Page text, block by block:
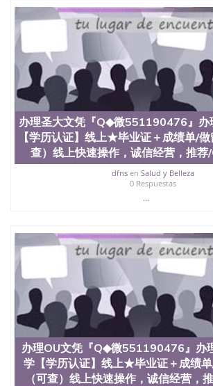
University）圣何塞州立大学学位证（
University）圣何塞州立大学学位证（
University）圣何塞州立大学结业证（
University）圣何塞州立大学结业证（
University）圣何塞州立大学结业证（
University）圣何塞州立大学学位证（
University）圣何塞州立大学学位证（
University）圣何塞州立大学学历证书（
State University）圣何塞州立大学学历
Jose State University）圣何塞州立大
（San Jose State University）澳洲读
文凭学位qq微信551190476澳洲读CQU
学学历 绩单购买学位证书/澳洲读本科
买澳洲大学毕业证成绩单假文凭学历
offieUniversityofSouthernQueensland
士做文凭/购买澳洲大学毕业证成绩单假
理宾州州立大学帕克分校文凭『Q◆微
理【学历认证】线上★毕业证＋成绩单
证（可查）线上快速操作，诚信经营，
在读证明、雅思托福成绩单/★各类英
购买成绩单，购买假文凭，购买假学位
外大学文凭pennyslvaniastateUniversity-
universityparkcampus
办理圣大文凭『Q◆微551190476』办
【学历认证】线上★毕业证＋成绩单/
查）线上快速操作，诚信经营，推
dfnsen Salud y Belleza
0 Respuestas
...
办理OU文凭『Q◆微551190476』办
学【学历认证】线上★毕业证＋成绩
（可查）线上快速操作，诚信经营，